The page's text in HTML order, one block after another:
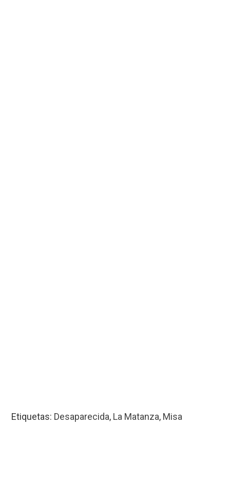
Etiquetas: Desaparecida, La Matanza, Misa